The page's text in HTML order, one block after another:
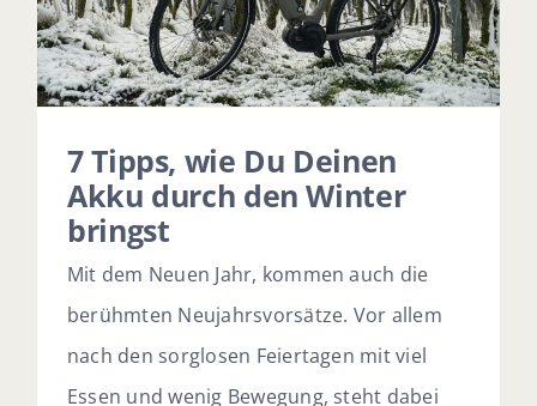
7 Tipps, wie Du Deinen
Akku durch den Winter
bringst
Mit dem Neuen Jahr, kommen auch die
berühmten Neujahrsvorsätze. Vor allem
nach den sorglosen Feiertagen mit viel
Essen und wenig Bewegung, steht dabei